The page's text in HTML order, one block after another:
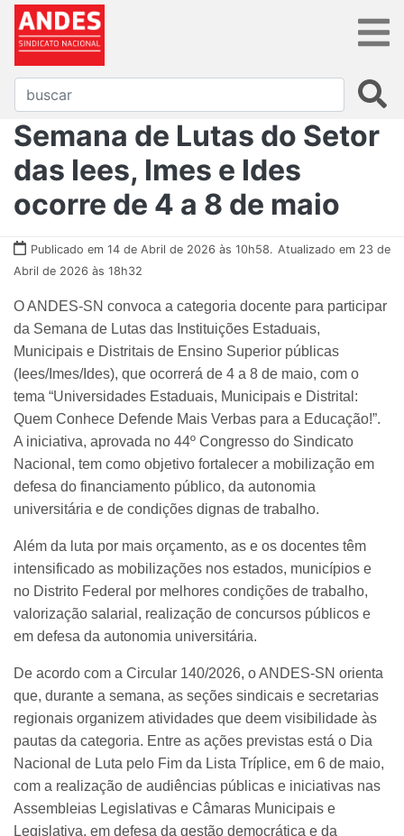
Semana de Lutas do Setor
das Iees, Imes e Ides
ocorre de 4 a 8 de maio
Publicado em 14 de Abril de 2026 às 10h58. Atualizado em 23 de
Abril de 2026 às 18h32
O ANDES-SN convoca a categoria docente para participar
da Semana de Lutas das Instituições Estaduais,
Municipais e Distritais de Ensino Superior públicas
(Iees/Imes/Ides), que ocorrerá de 4 a 8 de maio, com o
tema “Universidades Estaduais, Municipais e Distrital:
Quem Conhece Defende Mais Verbas para a Educação!”.
A iniciativa, aprovada no 44º Congresso do Sindicato
Nacional, tem como objetivo fortalecer a mobilização em
defesa do financiamento público, da autonomia
universitária e de condições dignas de trabalho.
Além da luta por mais orçamento, as e os docentes têm
intensificado as mobilizações nos estados, municípios e
no Distrito Federal por melhores condições de trabalho,
valorização salarial, realização de concursos públicos e
em defesa da autonomia universitária.
De acordo com a Circular 140/2026, o ANDES-SN orienta
que, durante a semana, as seções sindicais e secretarias
regionais organizem atividades que deem visibilidade às
pautas da categoria. Entre as ações previstas está o Dia
Nacional de Luta pelo Fim da Lista Tríplice, em 6 de maio,
com a realização de audiências públicas e iniciativas nas
Assembleias Legislativas e Câmaras Municipais e
Legislativa, em defesa da gestão democrática e da